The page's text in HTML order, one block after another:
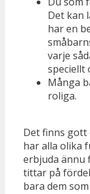
Det kan
har en
varje
speciellt
Många
roliga.
Det finns gott
har alla olika
erbjuda ännu
tittar på
bara dem